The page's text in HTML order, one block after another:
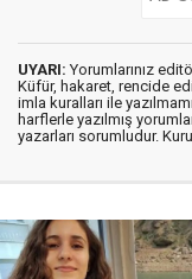
UYARI: Yorumlarınız
Küfür, hakaret, rencide
imla kuralları ile
harflerle yazılmış
yazarları sorumludur.